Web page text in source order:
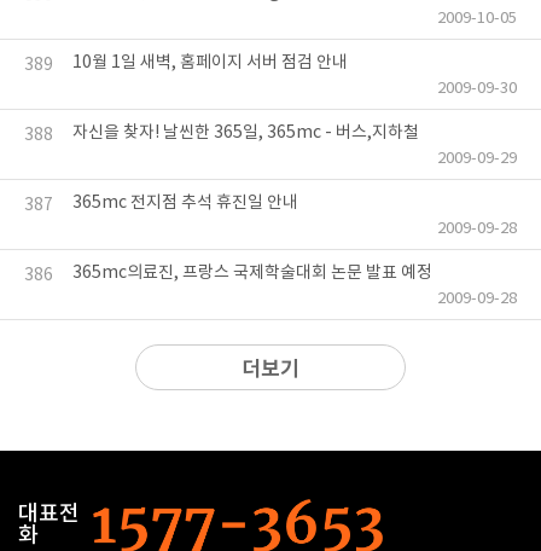
2009-10-05
389 10월 1일 새벽, 홈페이지 서버 점검 안내
2009-09-30
388 자신을 찾자! 날씬한 365일, 365mc - 버스,지하철
2009-09-29
387 365mc 전지점 추석 휴진일 안내
2009-09-28
386 365mc의료진, 프랑스 국제학술대회 논문 발표 예정
2009-09-28
더보기
대표전
화